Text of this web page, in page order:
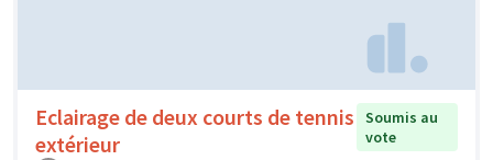
Eclairage de deux courts de tennis
extérieur
Soumis au
vote